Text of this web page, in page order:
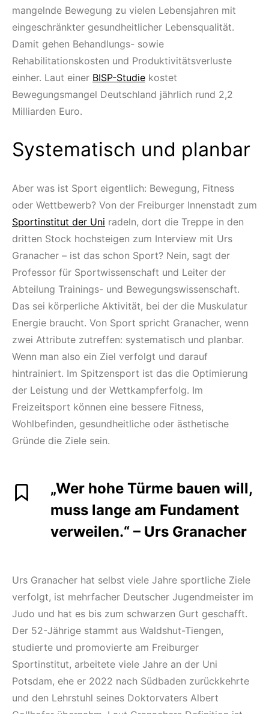
mangelnde Bewegung zu vielen Lebensjahren mit
eingeschränkter gesundheitlicher Lebensqualität.
Damit gehen Behandlungs- sowie
Rehabilitationskosten und Produktivitätsverluste
einher. Laut einer BISP-Studie kostet
Bewegungsmangel Deutschland jährlich rund 2,2
Milliarden Euro.
Systematisch und planbar
Aber was ist Sport eigentlich: Bewegung, Fitness
oder Wettbewerb? Von der Freiburger Innenstadt zum
Sportinstitut der Uni radeln, dort die Treppe in den
dritten Stock hochsteigen zum Interview mit Urs
Granacher – ist das schon Sport? Nein, sagt der
Professor für Sportwissenschaft und Leiter der
Abteilung Trainings- und Bewegungswissenschaft.
Das sei körperliche Aktivität, bei der die Muskulatur
Energie braucht. Von Sport spricht Granacher, wenn
zwei Attribute zutreffen: systematisch und planbar.
Wenn man also ein Ziel verfolgt und darauf
hintrainiert. Im Spitzensport ist das die Optimierung
der Leistung und der Wettkampferfolg. Im
Freizeitsport können eine bessere Fitness,
Wohlbefinden, gesundheitliche oder ästhetische
Gründe die Ziele sein.
„Wer hohe Türme bauen will,
muss lange am Fundament
verweilen.“ – Urs Granacher
Urs Granacher hat selbst viele Jahre sportliche Ziele
verfolgt, ist mehrfacher Deutscher Jugendmeister im
Judo und hat es bis zum schwarzen Gurt geschafft.
Der 52-Jährige stammt aus Waldshut-Tiengen,
studierte und promovierte am Freiburger
Sportinstitut, arbeitete viele Jahre an der Uni
Potsdam, ehe er 2022 nach Südbaden zurückkehrte
und den Lehrstuhl seines Doktorvaters Albert